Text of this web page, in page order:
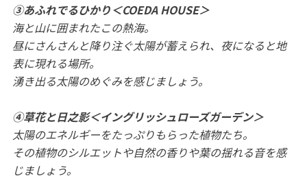
③あふれでるひかり＜COEDA HOUSE＞
海と山に囲まれたこの熱海。
昼にさんさんと降り注ぐ太陽が蓄えられ、夜になると地
表に現れる場所。
湧き出る太陽のめぐみを感じましょう。
④草花と日之影＜イングリッシュローズガーデン＞
太陽のエネルギーをたっぷりもらった植物たち。
その植物のシルエットや自然の香りや葉の揺れる音を感
じましょう。